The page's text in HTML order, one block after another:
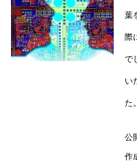
葉
際
で
い
た
公
作